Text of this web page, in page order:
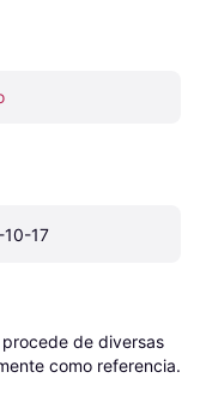
10-17
de diversas
como referencia.